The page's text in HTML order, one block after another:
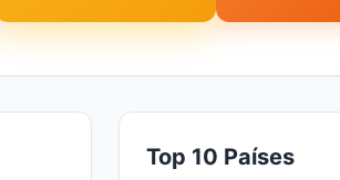
Top 10 Países